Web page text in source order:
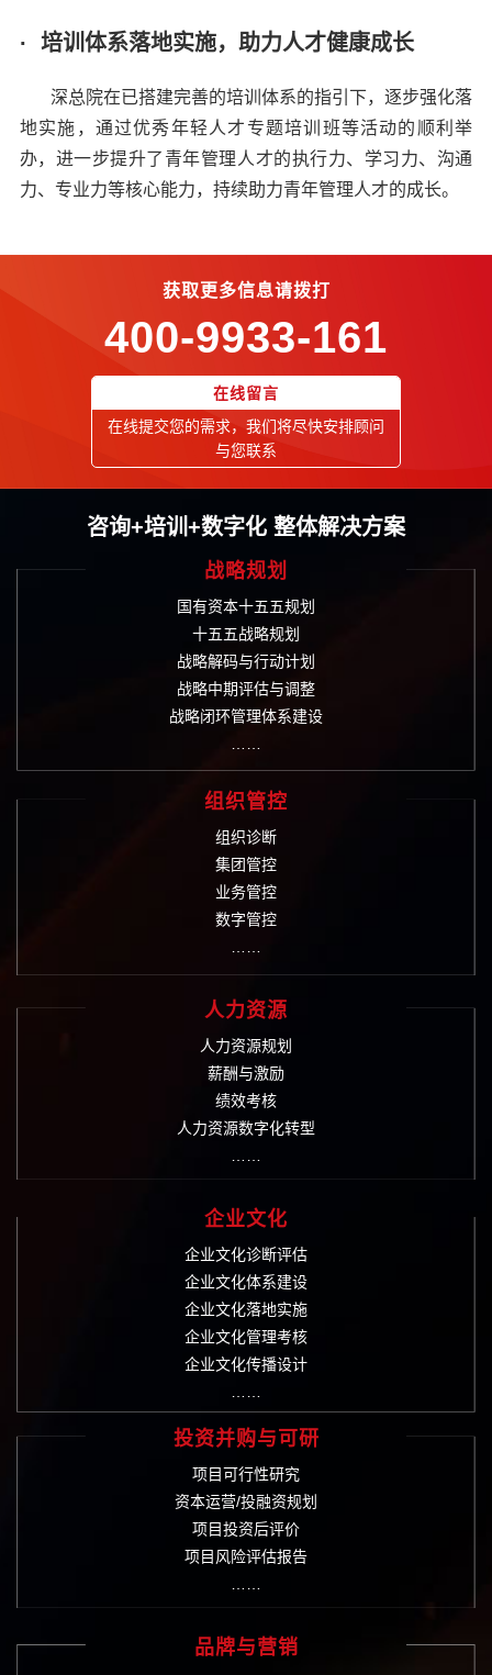
· 培训体系落地实施，助力人才健康成长
深总院在已搭建完善的培训体系的指引下，逐步强化落
地实施，通过优秀年轻人才专题培训班等活动的顺利举
办，进一步提升了青年管理人才的执行力、学习力、沟通
力、专业力等核心能力，持续助力青年管理人才的成长。
获取更多信息请拨打
400-9933-161
在线留言
在线提交您的需求，我们将尽快安排顾问
与您联系
咨询+培训+数字化 整体解决方案
战略规划
国有资本十五五规划
十五五战略规划
战略解码与行动计划
战略中期评估与调整
战略闭环管理体系建设
组织管控
组织诊断
集团管控
业务管控
数字管控
人力资源
人力资源规划
薪酬与激励
绩效考核
人力资源数字化转型
企业文化
企业文化诊断评估
企业文化体系建设
企业文化落地实施
企业文化管理考核
企业文化传播设计
投资并购与可研
项目可行性研究
资本运营/投融资规划
项目投资后评价
项目风险评估报告
品牌与营销